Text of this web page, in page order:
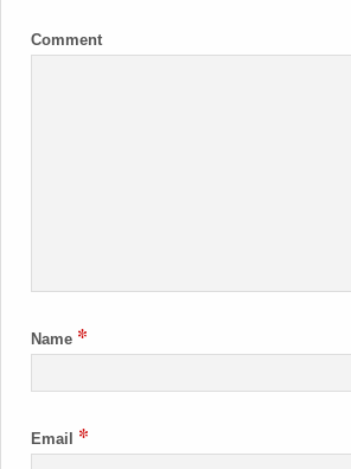
Comment
Name *
Email *